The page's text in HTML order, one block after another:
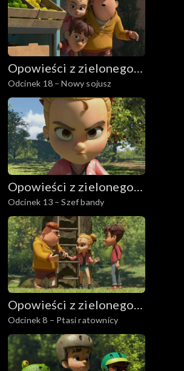
Opowieści z zielonego
lasu
Odcinek 18 – Nowy sojusz
Opowieści z zielonego
lasu
Odcinek 13 – Szef bandy
Opowieści z zielonego
lasu
Odcinek 8 – Ptasi ratownicy